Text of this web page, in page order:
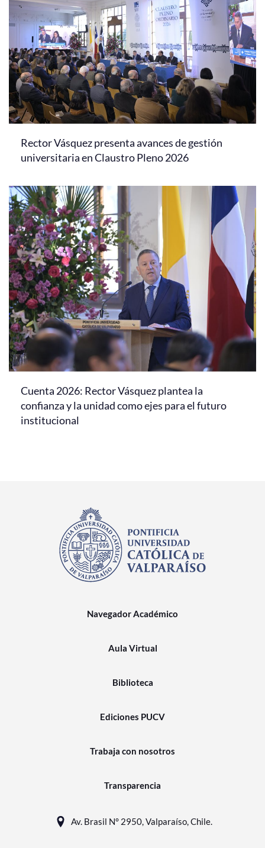
Rector Vásquez presenta avances de gestión
universitaria en Claustro Pleno 2026
Cuenta 2026: Rector Vásquez plantea la
confianza y la unidad como ejes para el futuro
institucional
Navegador Académico
Aula Virtual
Biblioteca
Ediciones PUCV
Trabaja con nosotros
Transparencia
Av. Brasil N° 2950, Valparaíso, Chile.